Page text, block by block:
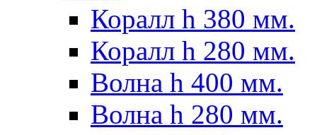
Коралл h 380 мм.
Коралл h 280 мм.
Волна h 400 мм.
Волна h 280 мм.